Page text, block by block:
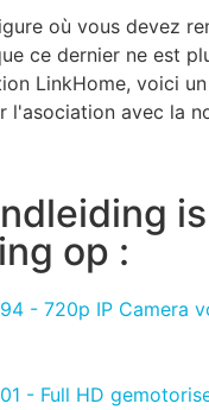
оù vоuѕ dеvеz
се dеrnіеr nе еѕt
LinkHome, vоісі
l'аѕосіаtіоn аvес lа
op :
- 720p IP Camera
- Full HD